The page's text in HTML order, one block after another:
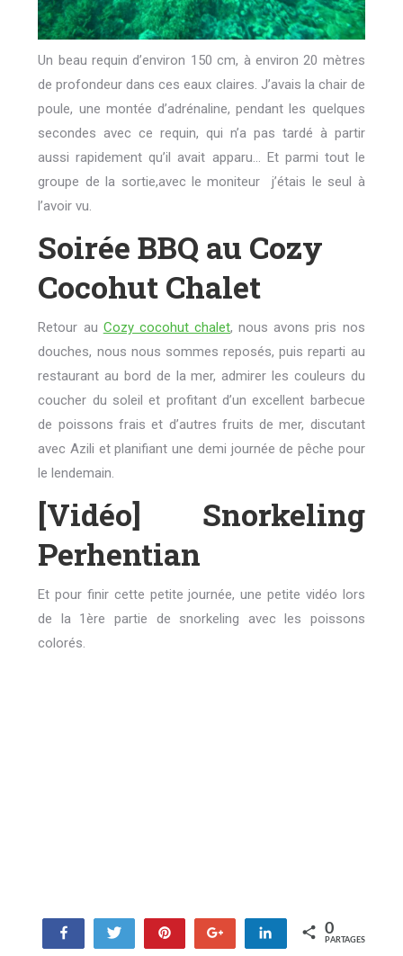
Un beau requin d’environ 150 cm, à environ 20 mètres
de profondeur dans ces eaux claires. J’avais la chair de
poule, une montée d’adrénaline, pendant les quelques
secondes avec ce requin, qui n’a pas tardé à partir
aussi rapidement qu’il avait apparu… Et parmi tout le
groupe de la sortie,avec le moniteur j’étais le seul à
l’avoir vu.
Soirée BBQ au Cozy
Cocohut Chalet
Retour au Cozy cocohut chalet, nous avons pris nos
douches, nous nous sommes reposés, puis reparti au
restaurant au bord de la mer, admirer les couleurs du
coucher du soleil et profitant d’un excellent barbecue
de poissons frais et d’autres fruits de mer, discutant
avec Azili et planifiant une demi journée de pêche pour
le lendemain.
[Vidéo] Snorkeling
Perhentian
Et pour finir cette petite journée, une petite vidéo lors
de la 1ère partie de snorkeling avec les poissons
colorés.
Partagez Tweetez Enregistrer Partagez
0
PARTAGES